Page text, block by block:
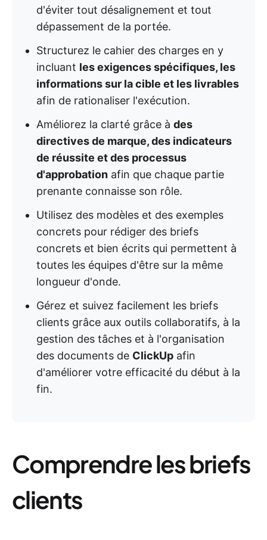
d'éviter tout désalignement et tout
dépassement de la portée.
Structurez le cahier des charges en y
incluant les exigences spécifiques, les
informations sur la cible et les livrables
afin de rationaliser l'exécution.
Améliorez la clarté grâce à des
directives de marque, des indicateurs
de réussite et des processus
d'approbation afin que chaque partie
prenante connaisse son rôle.
Utilisez des modèles et des exemples
concrets pour rédiger des briefs
concrets et bien écrits qui permettent à
toutes les équipes d'être sur la même
longueur d'onde.
Gérez et suivez facilement les briefs
clients grâce aux outils collaboratifs, à la
gestion des tâches et à l'organisation
des documents de ClickUp afin
d'améliorer votre efficacité du début à la
fin.
Comprendre les briefs
clients